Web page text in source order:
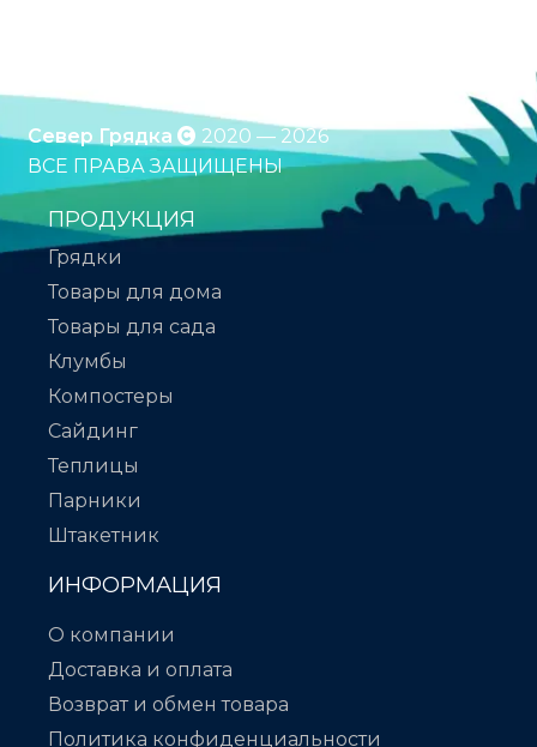
Север Грядка
2020 — 2026
ВСЕ ПРАВА ЗАЩИЩЕНЫ
ПРОДУКЦИЯ
Грядки
Товары для дома
Товары для сада
Клумбы
Компостеры
Сайдинг
Теплицы
Парники
Штакетник
ИНФОРМАЦИЯ
О компании
Доставка и оплата
Возврат и обмен товара
Политика конфиденциальности